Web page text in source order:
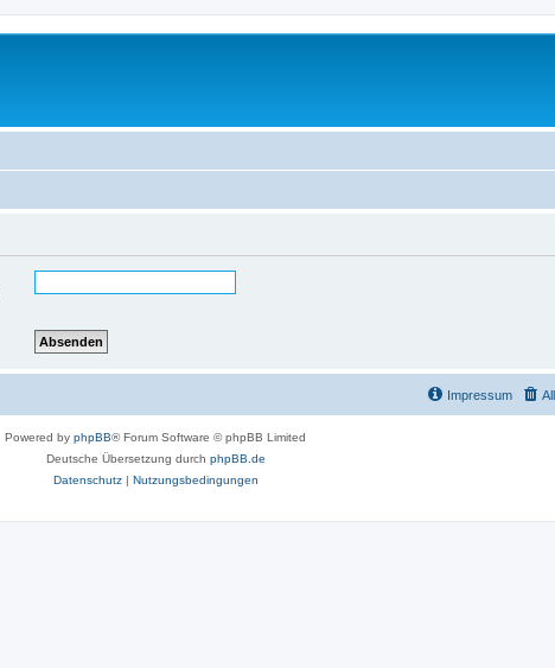
Impressum
Powered by phpBB® Forum Software © phpBB Limited
Deutsche Übersetzung durch phpBB.de
Datenschutz| Nutzungsbedingungen